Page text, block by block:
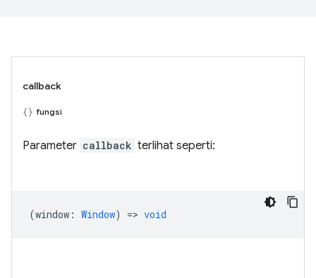
callback
fungsi
Parameter callback terlihat seperti:
(window : Window) => void